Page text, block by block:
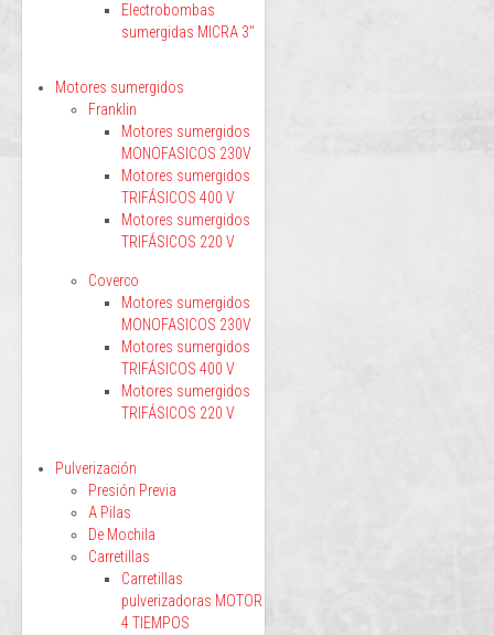
Electrobombas
sumergidas MICRA 3"
Motores sumergidos
Franklin
Motores sumergidos
MONOFASICOS 230V
Motores sumergidos
TRIFÁSICOS 400 V
Motores sumergidos
TRIFÁSICOS 220 V
Coverco
Motores sumergidos
MONOFASICOS 230V
Motores sumergidos
TRIFÁSICOS 400 V
Motores sumergidos
TRIFÁSICOS 220 V
Pulverización
Presión Previa
A Pilas
De Mochila
Carretillas
Carretillas
pulverizadoras MOTOR
4 TIEMPOS